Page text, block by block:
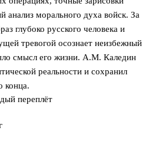
анализ морального духа войск. За
глубоко русского человека и
тревогой осознает неизбежный
смысл его жизни. А.М. Каледин
реальности и сохранил
конца.
переплёт